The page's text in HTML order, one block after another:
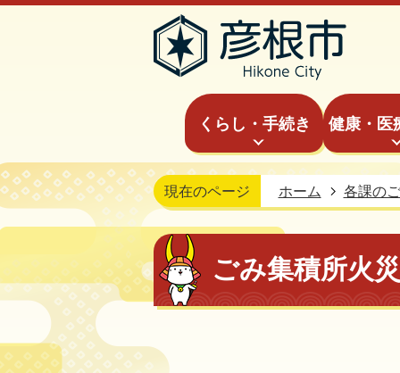
くらし・手続き 健康・医
現在のページ ホーム 各課の
ごみ集積所火